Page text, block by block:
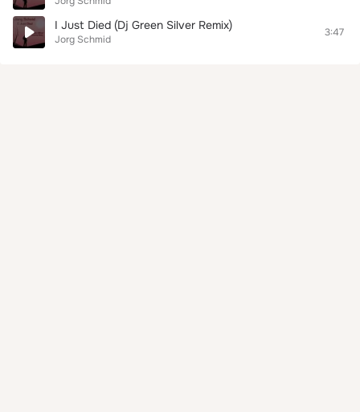
I Just Died (Dj Green Silver Remix)
Jorg Schmid
3:47